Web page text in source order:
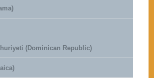
(Dominican Republic)